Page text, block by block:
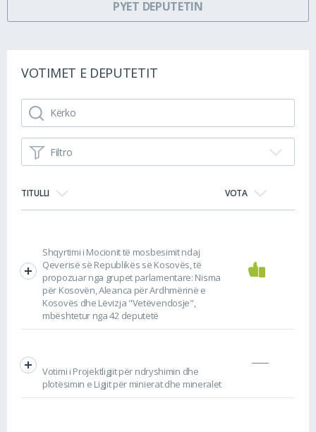
PYET DEPUTETIN
VOTIMET E DEPUTETIT
Filtro
TITULLI VOTA
Shqyrtimi i Mocionit të mosbesimit ndaj
Qeverisë së Republikës së Kosovës, të
propozuar nga grupet parlamentare: Nisma
për Kosovën, Aleanca për Ardhmërinë e
Kosovës dhe Lëvizja "Vetëvendosje",
mbështetur nga 42 deputetë
Votimi i Projektligjit për ndryshimin dhe
plotësimin e Ligjit për minierat dhe mineralet